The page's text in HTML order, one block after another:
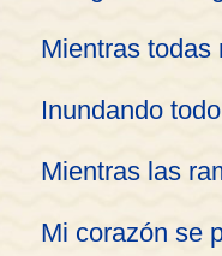
Mientras todas
Inundando
Mientras las
Mi corazón se